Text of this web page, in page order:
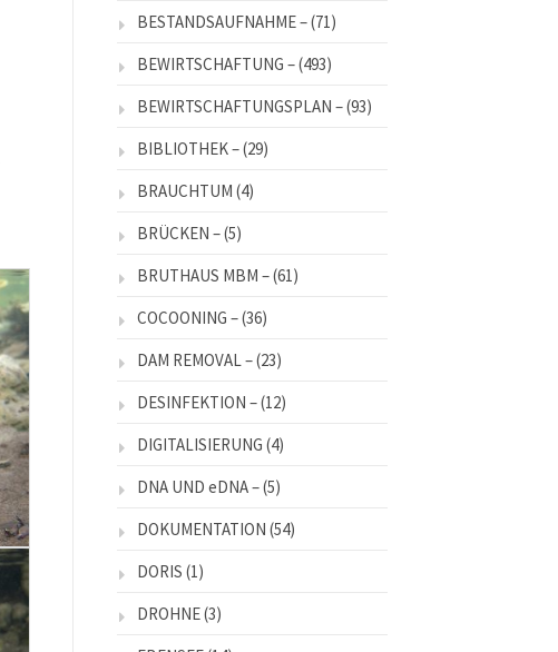
BESTANDSAUFNAHME –(71)
BEWIRTSCHAFTUNG –(493)
BEWIRTSCHAFTUNGSPLAN –(93)
BIBLIOTHEK –(29)
BRAUCHTUM (4)
BRÜCKEN –(5)
BRUTHAUS MBM –(61)
COCOONING –(36)
DAM REMOVAL –(23)
DESINFEKTION –(12)
DIGITALISIERUNG (4)
DNA UND eDNA –(5)
DOKUMENTATION (54)
DORIS (1)
DROHNE(3)